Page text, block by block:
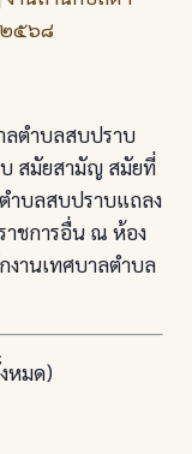
๒๕๖๘
ลตําบลสบปราบ
สมัยสามัญ สมัยที่
าบลสบปราบแถลง
าชการอื่น ณ ห้อง
งานเทศบาลตําบล
หมด)